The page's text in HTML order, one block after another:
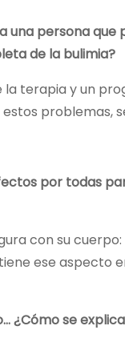
una persona que
de la bulimia?
terapia y un
problemas,
por todas
con su cuerpo:
ese aspecto
¿Cómo se